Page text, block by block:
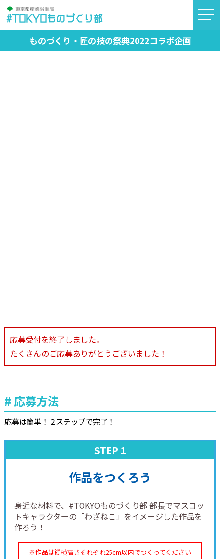
#TOKYOものづくり部
ものづくり・匠の技の祭典2022コラボ企画
応募受付を終了しました。
たくさんのご応募ありがとうございました！
応募方法
応募は簡単！２ステップで完了！
作品をつくろう
身近な材料で、#TOKYOものづくり部 部長でマスコッ
トキャラクターの「わざねこ」をイメージした作品を
作ろう！
※作品は縦横高さそれぞれ25cm以内でつくってください